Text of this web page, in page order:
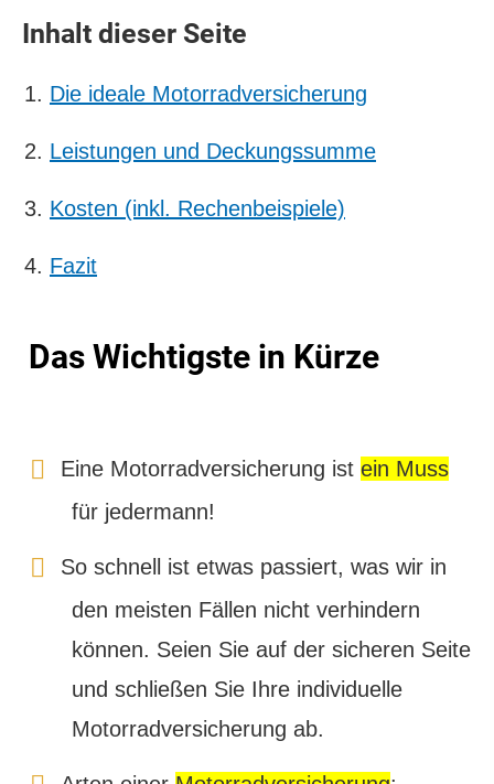
Inhalt dieser Seite
Die ideale Motor­rad­ver­sicherung
Leistungen und Deckungs­summe
Kosten (inkl. Rechenbeispiele)
Fazit
Das Wichtigste in Kürze
Eine Motor­rad­ver­sicherung ist ein Muss
für jedermann!
So schnell ist etwas passiert, was wir in
den meisten Fällen nicht verhindern
können. Seien Sie auf der sicheren Seite
und schließen Sie Ihre individuelle
Motor­rad­ver­sicherung ab.